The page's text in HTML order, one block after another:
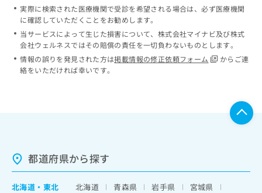
実際に検索された医療機関で受診を希望される場合は、必ず医療機関
に確認していただくことをお勧めします。
当サービスによって生じた損害について、株式会社マイナビ及び株式
会社ウェルネスではその賠償の責任を一切負わないものとします。
情報の誤りを発見された方は掲載情報の修正依頼フォーム
からご連
絡をいただければ幸いです。
都道府県から探す
北海道 ・ 東北 北海道 青森県 岩手県
宮城県